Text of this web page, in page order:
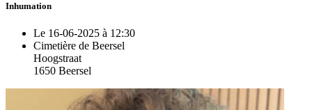
Inhumation
Le 16-06-2025 à 12:30
Cimetière de Beersel
Hoogstraat
1650 Beersel